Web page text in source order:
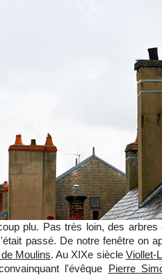
plu. Pas très loin, des
passé. De notre fenêtre on
Moulins. Au XIXe siècle Viollet-
l'évêque Pierre